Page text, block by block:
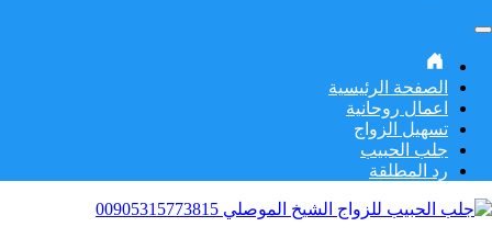
الصفحة الرئيسية
اعمال روحانية
تسهيل الزواج
جلب الحبيب
رد المطلقة